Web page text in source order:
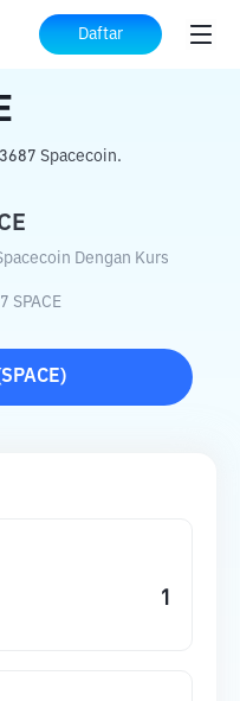
Daftar
ke SPACE
Spacecoin.
Dengan Kurs
SPACE
SPACE)